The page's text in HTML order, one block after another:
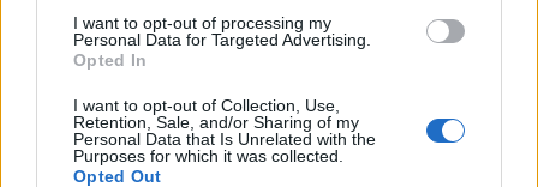
I want to opt-out of processing my
Personal Data for Targeted Advertising.
Opted In
I want to opt-out of Collection, Use,
Retention, Sale, and/or Sharing of my
Personal Data that Is Unrelated with the
Purposes for which it was collected.
Opted Out
előadásról, de bocsáttassék meg nekem egy ilyen előadás
után. A városnapok keretén belül Sepsiszentgyörgyre
látogató temesvári Csíky Gergely Állami Magyar Színház
kiképzést tartott a helyi közönségnek Mellékhatások címmel.
A nézők hellyel-közzel vették is a lapot.
tovább